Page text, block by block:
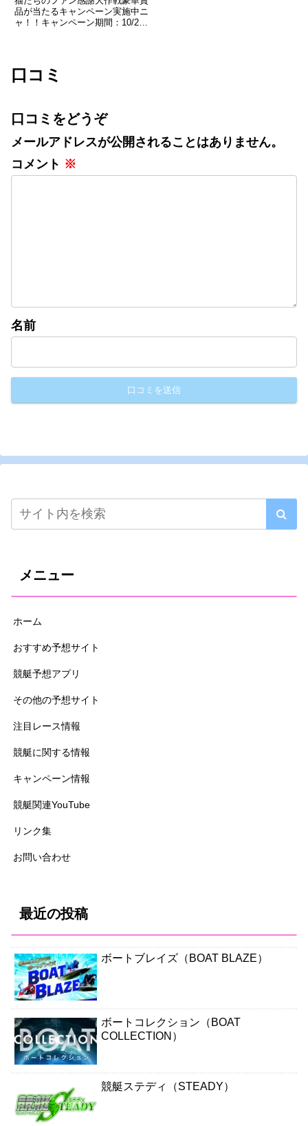
品が当たるキャンペーン実施中ニ
ャ！！キャンペーン期間：10/2～
る！キャンペーン投稿をリポスト
するだけInstagra...
口コミ
口コミをどうぞ
メールアドレスが公開されることはありません。
コメント ※
名前
メニュー
ホーム
おすすめ予想サイト
競艇予想アプリ
その他の予想サイト
注目レース情報
競艇に関する情報
キャンペーン情報
競艇関連YouTube
リンク集
お問い合わせ
最近の投稿
ボートブレイズ（BOAT BLAZE）
ボートコレクション（BOAT
COLLECTION）
競艇ステディ（STEADY）